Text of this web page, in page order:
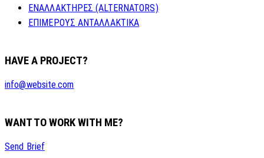
ΕΝΑΛΛΑΚΤΗΡΕΣ (ALTERNATORS)
ΕΠΙΜΕΡΟΥΣ ΑΝΤΑΛΛΑΚΤΙΚΑ
HAVE A PROJECT?
info@website.com
WANT TO WORK WITH ME?
Send Brief